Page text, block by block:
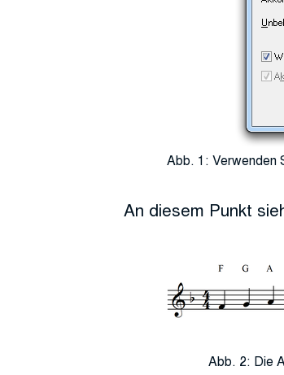
Abb. 1: Verwenden
An diesem Punkt
Abb. 2: Die